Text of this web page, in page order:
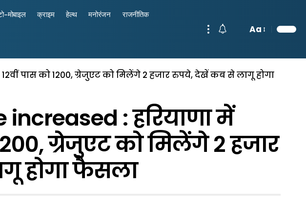
मोबाइल क्राइम हेल्थ मनोरंजन राजनीतिक
Aa
पास को 1200, ग्रेजुएट को मिलेंगे 2 हजार रुपये, देखें कब से लागू होगा
: हरियाणा में
ग्रेजुएट को मिलेंगे 2 हजार
होगा फैसला